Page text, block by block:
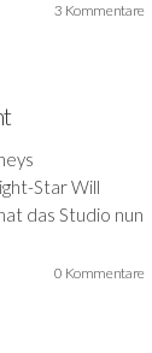
3 Kommentare
Star Will
das Studio nun
0 Kommentare